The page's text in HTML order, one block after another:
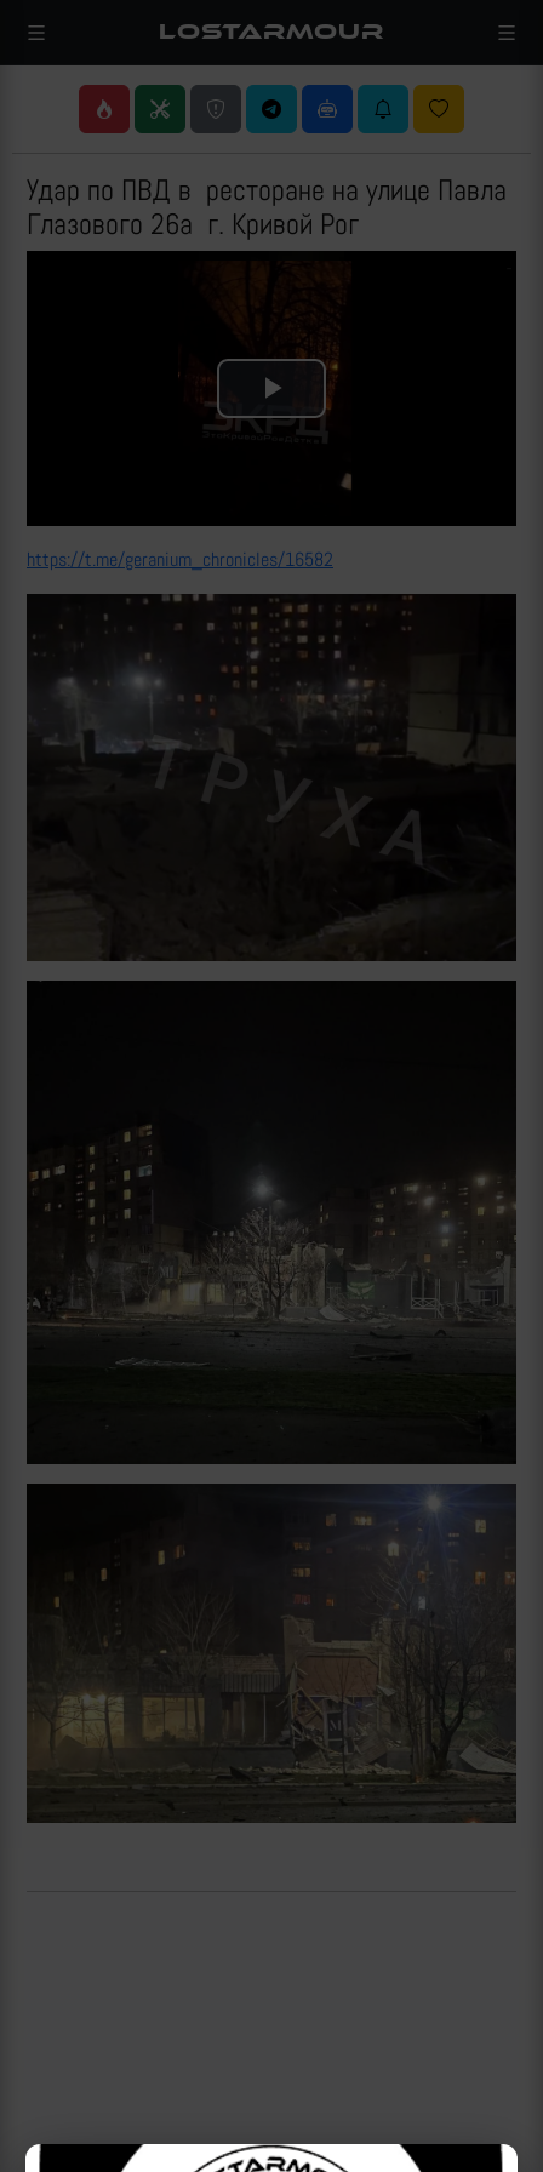
LOSTARMOUR
Удар по ПВД в ресторане на улице Павла
Глазового 26а г. Кривой Рог
Play
Video
https://t.me/geranium_chronicles/16582